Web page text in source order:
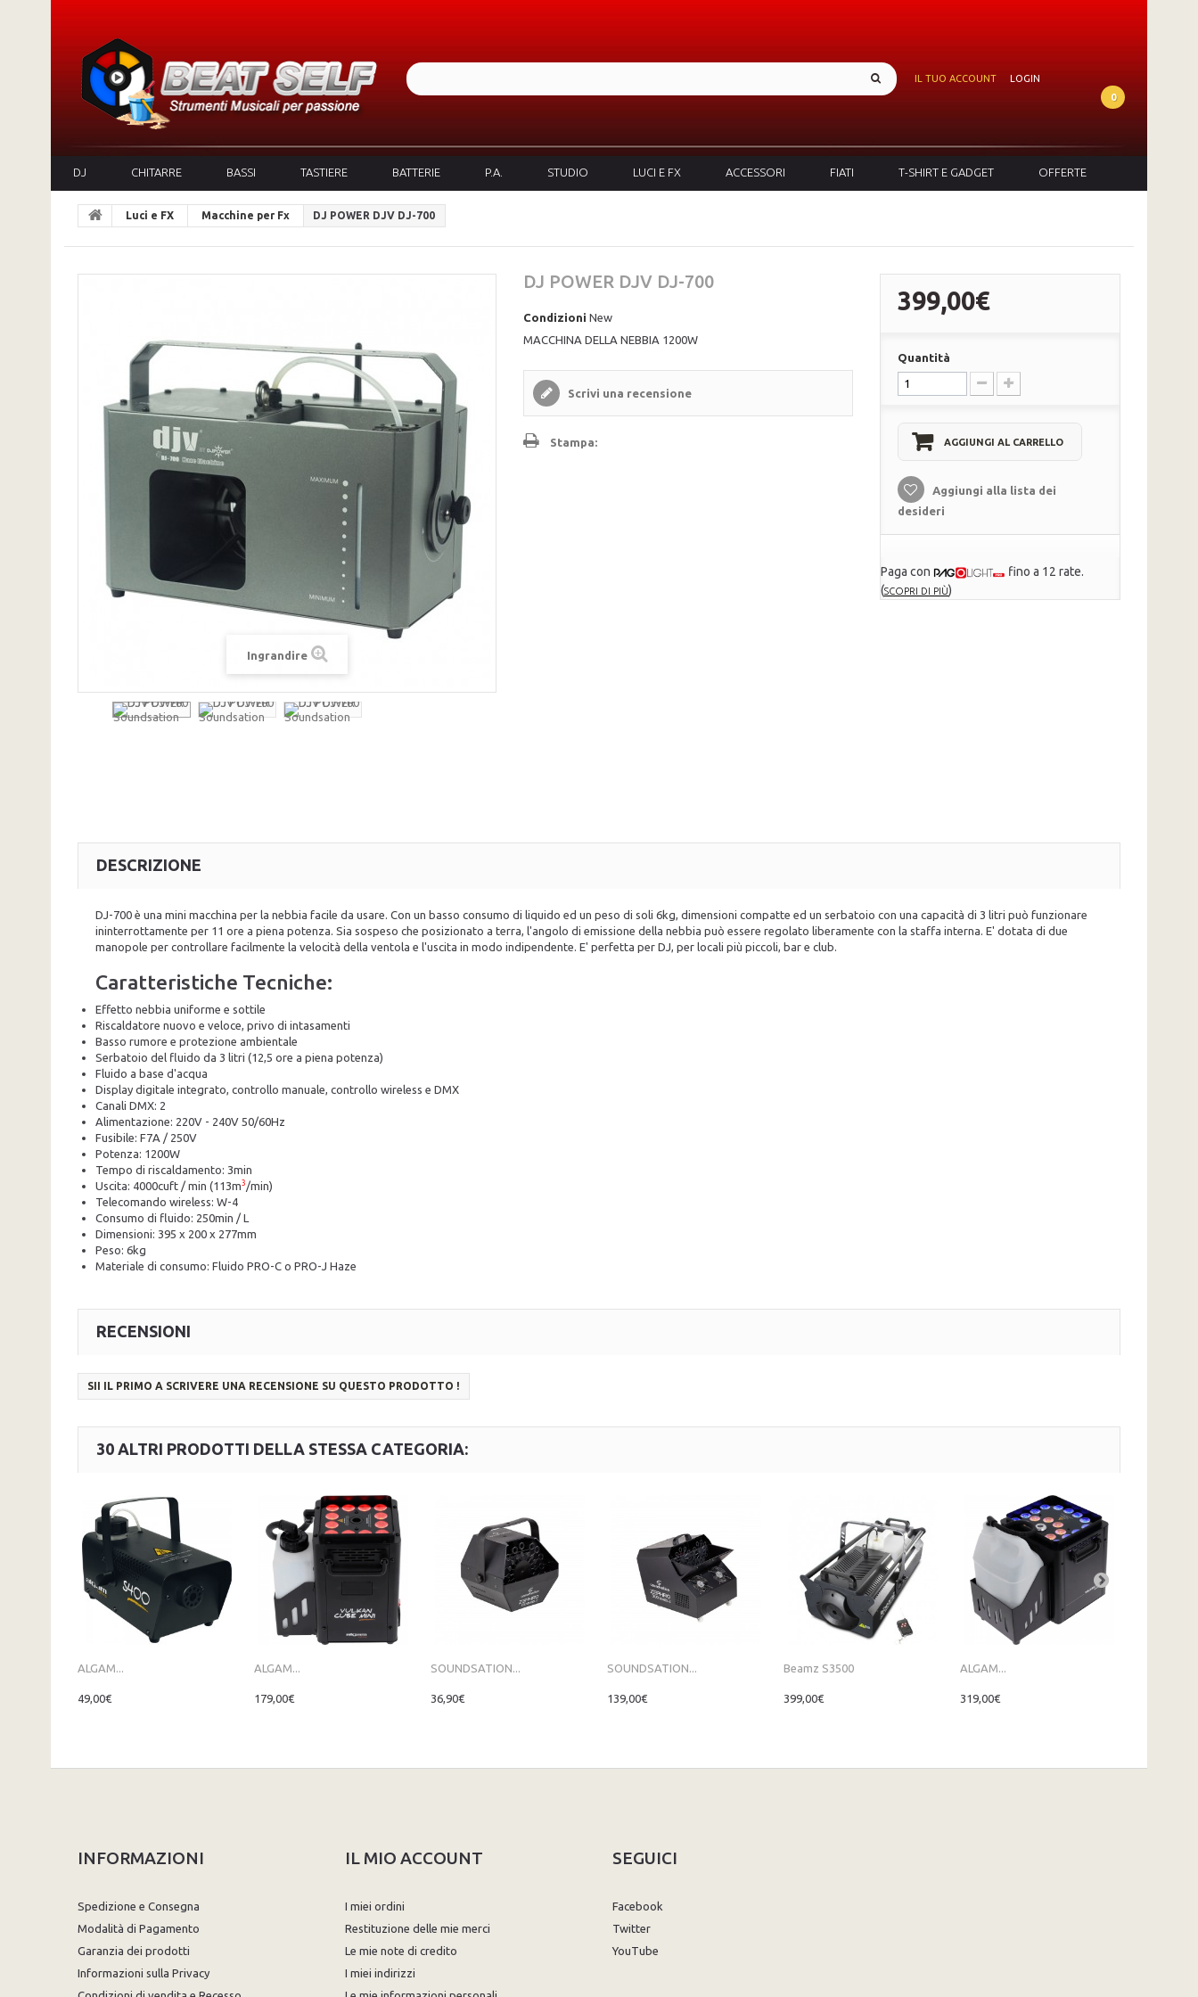
IL TUO ACCOUNT
LOGIN
0
DJ CHITARRE BASSI TASTIERE BATTERIE P.A. STUDIO LUCI E FX ACCESSORI FIATI T-SHIRT E GADGET OFFERTE
Luci e FX Macchine per Fx DJ POWER DJV DJ-700
Ingrandire
DJ POWER DJV DJ-700
Condizioni New
MACCHINA DELLA NEBBIA 1200W
Scrivi una recensione
Stampa:
399,00€
Quantità
AGGIUNGI AL CARRELLO
Aggiungi alla lista dei
desideri
Paga con
fino a 12 rate.
(SCOPRI DI PIÙ)
DESCRIZIONE
DJ-700 è una mini macchina per la nebbia facile da usare. Con un basso consumo di liquido ed un peso di soli 6kg, dimensioni compatte ed un serbatoio con una capacità di 3 litri può funzionare
ininterrottamente per 11 ore a piena potenza. Sia sospeso che posizionato a terra, l'angolo di emissione della nebbia può essere regolato liberamente con la staffa interna. E' dotata di due
manopole per controllare facilmente la velocità della ventola e l'uscita in modo indipendente. E' perfetta per DJ, per locali più piccoli, bar e club.
Caratteristiche Tecniche:
Effetto nebbia uniforme e sottile
Riscaldatore nuovo e veloce, privo di intasamenti
Basso rumore e protezione ambientale
Serbatoio del fluido da 3 litri (12,5 ore a piena potenza)
Fluido a base d'acqua
Display digitale integrato, controllo manuale, controllo wireless e DMX
Canali DMX: 2
Alimentazione: 220V - 240V 50/60Hz
Fusibile: F7A / 250V
Potenza: 1200W
Tempo di riscaldamento: 3min
Uscita: 4000cuft / min (113m3 /min)
Telecomando wireless: W-4
Consumo di fluido: 250min / L
Dimensioni: 395 x 200 x 277mm
Peso: 6kg
Materiale di consumo: Fluido PRO-C o PRO-J Haze
RECENSIONI
SII IL PRIMO A SCRIVERE UNA RECENSIONE SU QUESTO PRODOTTO !
30 ALTRI PRODOTTI DELLA STESSA CATEGORIA:
ALGAM...
49,00€
ALGAM...
179,00€
SOUNDSATION...
36,90€
SOUNDSATION...
139,00€
Beamz S3500
399,00€
ALGAM...
319,00€
INFORMAZIONI
Spedizione e Consegna
Modalità di Pagamento
Garanzia dei prodotti
Informazioni sulla Privacy
IL MIO ACCOUNT
I miei ordini
Restituzione delle mie merci
Le mie note di credito
I miei indirizzi
SEGUICI
Facebook
Twitter
YouTube